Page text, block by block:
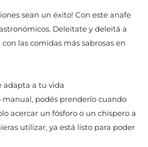
sean un éxito! Con este anafe
Deleitate y deleitá a
las comidas más sabrosas en
adapta a tu vida
manual, podés prenderlo cuando
acercar un fósforo o un chispero a
utilizar, ya está listo para poder